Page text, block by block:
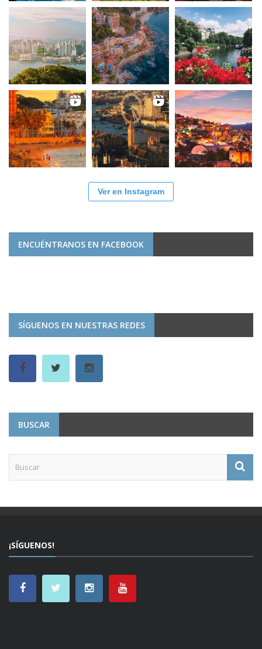
Ver en Instagram
ENCUÉNTRANOS EN FACEBOOK
SÍGUENOS EN NUESTRAS REDES
BUSCAR
¡SÍGUENOS!